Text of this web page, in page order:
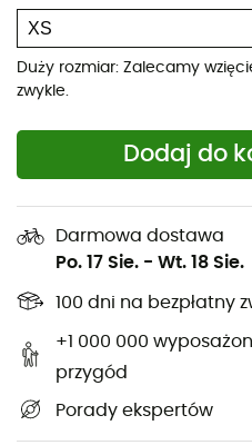
Duży rozmiar: Zalecamy
zwykle.
Dodaj do
Darmowa dostawa
Po. 17 Sie. - Wt. 18 Sie.
100 dni na bezpłatny
+1 000 000
przygód
Porady ekspertów
Cienki i elastyczny
obszyciem, łatwy do
kurtka jest zapięta;
Techniczny,
optymalny komfort pod
zaprojektowany z
ruchu
Elegancka i pojemna
przechowywania;
Elastyczny i
Cool Lightweight na
odprowadza pot i